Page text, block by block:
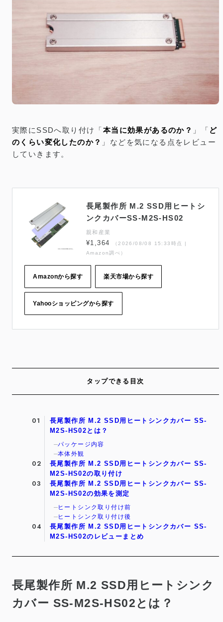
実際にSSDへ取り付け「本当に効果があるのか？ 」「 ど
のくらい変化したのか？ 」などを気になる点をレビュー
していきます。
長尾製作所 M.2 SSD用ヒートシ
ンクカバーSS-M2S-HS02
親和産業
¥1,364
（2026/08/08 15:33時点 |
Amazon調べ）
Amazonから探す 楽天市場から探す
Yahooショッピングから探す
タップできる目次
長尾製作所 M.2 SSD用ヒートシンクカバー SS-
M2S-HS02とは？
パッケージ内容
本体外観
長尾製作所 M.2 SSD用ヒートシンクカバー SS-
M2S-HS02の取り付け
長尾製作所 M.2 SSD用ヒートシンクカバー SS-
M2S-HS02の効果を測定
ヒートシンク取り付け前
ヒートシンク取り付け後
長尾製作所 M.2 SSD用ヒートシンクカバー SS-
M2S-HS02のレビューまとめ
長尾製作所 M.2 SSD用ヒートシンク
カバー SS-M2S-HS02とは？